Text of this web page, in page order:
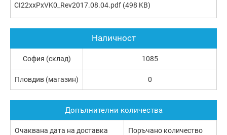
CI22xxPxVK0_Rev2017.08.04.pdf (498 KB)
Наличност
София (склад) 1085
Пловдив (магазин) 0
Допълнителни количества
Очаквана дата на доставка Поръчано количество